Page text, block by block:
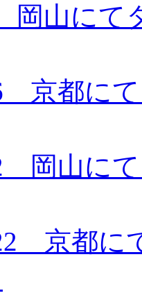
岡山にて
京都に
岡山に
京都に